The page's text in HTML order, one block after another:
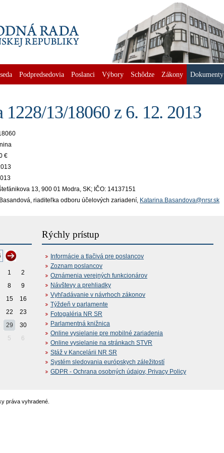
Podpredsedovia Poslanci Výbory Schôdze Zákony Dokumenty
1228/13/18060 z 6. 12. 2013
€
13, 900 01 Modra, SK; IČO: 14137151
riaditeľka odboru účelových zariadení, Katarina.Basandova@nrsr.sk
1
2
8
9
15
16
22
23
29
30
5 6
Rýchly prístup
Informácie a tlačivá pre poslancov
Zoznam poslancov
Oznámenia verejných funkcionárov
Návštevy a prehliadky
Vyhľadávanie v návrhoch zákonov
Týždeň v parlamente
Fotogaléria NR SR
Parlamentná knižnica
Online vysielanie pre mobilné zariadenia
Online vysielanie na stránkach STVR
Stáž v Kancelárii NR SR
Systém sledovania európskych záležitostí
GDPR - Ochrana osobných údajov, Privacy Policy
práva vyhradené.